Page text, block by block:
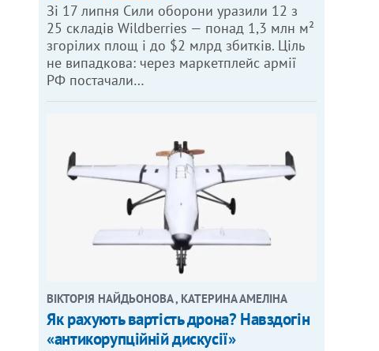
Зі 17 липня Сили оборони уразили 12 з
25 складів Wildberries — понад 1,3 млн м²
згорілих площ і до $2 млрд збитків. Ціль
не випадкова: через маркетплейс армії
РФ постачали…
ВІКТОРІЯ НАЙДЬОНОВА , КАТЕРИНА АМЕЛІНА
Як рахують вартість дрона? Навздогін
«антикорупційній дискусії»